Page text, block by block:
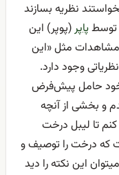
نظریه بسازند
توسطپاپر(پوپر) این
مثل «این
وجود دارد.
خود حامل پیش‌فرض
و بخشی از آنچه
کنم تا لیبل درخت
که درخت را توصیف و
این نکته را دید